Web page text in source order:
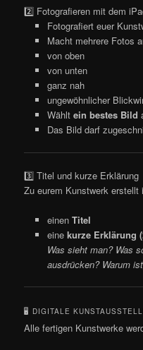
2️⃣ Fotografieren mit dem
Fotografiert euer
Macht mehrere Fotos
von oben
von unten
ganz nah
ungewöhnlicher
Wählt ein bestes Bild
Das Bild darf
3️⃣ Titel und kurze Erklärung
Zu eurem Kunstwerk erstellt
einen Titel
eine kurze Erklärung
Was sieht man? Was
ausdrücken? Warum
🖥️ DIGITALE
Alle fertigen Kunstwerke